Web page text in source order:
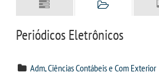
BIBLIOTECA
Periódicos Eletrônicos
Adm, Ciências Contábeis e Com Exterior